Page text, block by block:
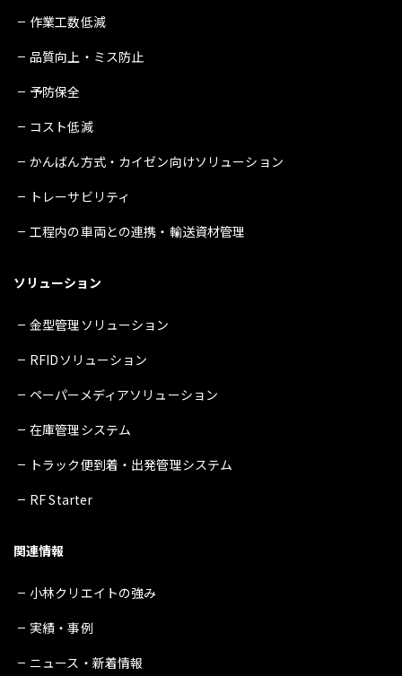
作業工数低減
品質向上・ミス防止
予防保全
コスト低減
かんばん方式・カイゼン向けソリューション
トレーサビリティ
工程内の車両との連携・輸送資材管理
ソリューション
金型管理ソリューション
RFIDソリューション
ペーパーメディアソリューション
在庫管理システム
トラック便到着・出発管理システム
RF Starter
関連情報
小林クリエイトの強み
実績・事例
ニュース・新着情報